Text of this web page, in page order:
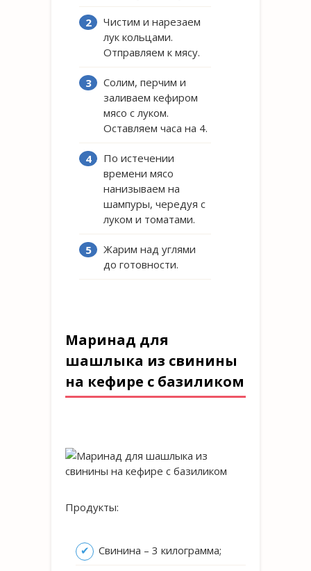
Чистим и нарезаем
лук кольцами.
Отправляем к мясу.
Солим, перчим и
заливаем кефиром
мясо с луком.
Оставляем часа на 4.
По истечении
времени мясо
нанизываем на
шампуры, чередуя с
луком и томатами.
Жарим над углями
до готовности.
Маринад для
шашлыка из свинины
на кефире с базиликом
Продукты:
Свинина – 3 килограмма;